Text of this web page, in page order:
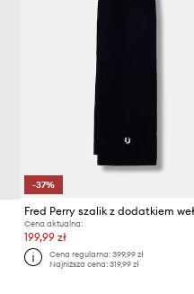
-37%
Fred Perry szalik z dodatkiem
Cena aktualna:
199,99 zł
Cena regularna: 399,99 zł
Najniższa cena: 319,99 zł